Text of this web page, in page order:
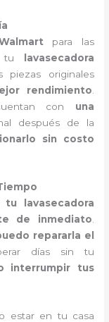
para las
tu
lavasecadora
piezas originales
rendimiento
con una
después de la
sin costo
lavasecadora
de inmediato
repararla el
días sin tu
interrumpir tus
estar en tu casa